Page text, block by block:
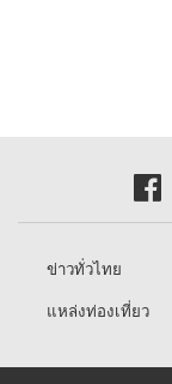
ข่าวทั่วไทย
แหล่งท่องเที่ยว